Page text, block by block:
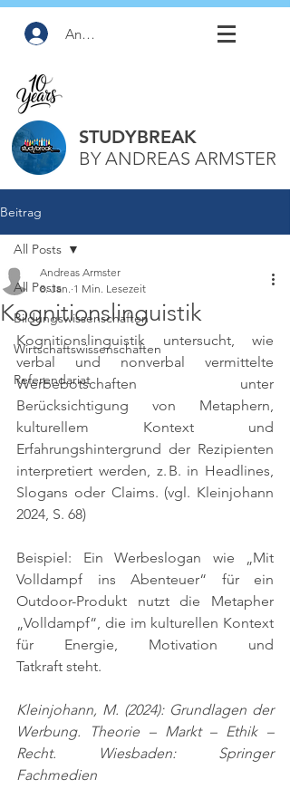
Anmelden
STUDYBREAK
BY ANDREAS ARMSTER
Beitrag
All Posts
Bildungswissenschaften
Wirtschaftswissenschaften
Referendariat
All Posts
Kognitionslinguistik
Andreas Armster
8. Jan. 1 Min. Lesezeit
Kognitionslinguistik untersucht, wie
verbal und nonverbal vermittelte
Werbebotschaften unter
Berücksichtigung von Metaphern,
kulturellem Kontext und
Erfahrungshintergrund der Rezipienten
interpretiert werden, z. B. in Headlines,
Slogans oder Claims. (vgl. Kleinjohann
2024, S. 68)
Beispiel: Ein Werbeslogan wie „Mit
Volldampf ins Abenteuer“ für ein
Outdoor-Produkt nutzt die Metapher
„Volldampf“, die im kulturellen Kontext
für Energie, Motivation und
Tatkraft steht.
Kleinjohann, M. (2024): Grundlagen der
Werbung. Theorie – Markt – Ethik –
Recht. Wiesbaden: Springer
Fachmedien